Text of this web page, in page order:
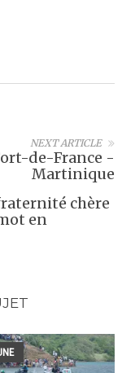
NEXT ARTICLE
de-France -
Martinique
chère
en